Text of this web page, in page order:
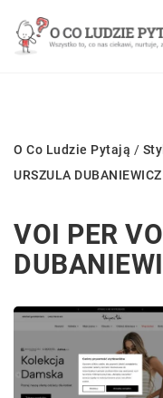
O Co Ludzie Pytają /
URSZULA DUBANIEWICZ
VOI PER